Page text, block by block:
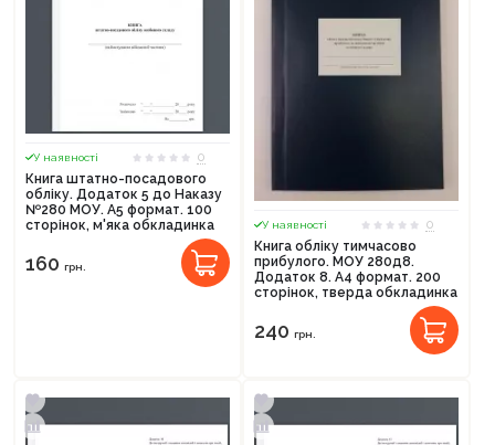
У наявності
0
Книга штатно-посадового
обліку. Додаток 5 до Наказу
№280 МОУ. А5 формат. 100
сторінок, м'яка обкладинка
160 грн.
У наявності
0
Книга обліку тимчасово
прибулого. МОУ 280д8.
Додаток 8. А4 формат. 200
сторінок, тверда обкладинка
240 грн.